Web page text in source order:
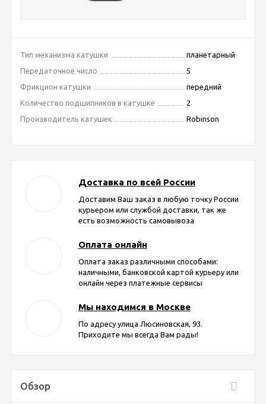
Тип механизма катушки
планетарный
Передаточное число
5
Фрикцион катушки
передний
Количество подшипников в катушке
2
Производитель катушек
Robinson
Доставка по всей России
Доставим Ваш заказ в любую точку России
курьером или службой доставки, так же
есть возможность самовывоза
Оплата онлайн
Оплата заказ различными способами:
наличными, банковской картой курьеру или
онлайн через платежные сервисы
Мы находимся в Москве
По адресу улица Люсиновская, 93.
Приходите мы всегда Вам рады!
Обзор